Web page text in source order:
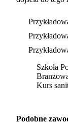
Szkoła
Kurs
Podobne